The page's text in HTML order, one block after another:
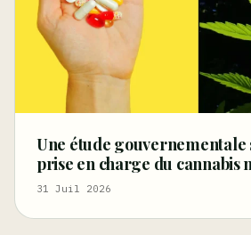
Une étude
prise en charge du cannabis
cadre de l’indemnisation des
la
31 Juil 2026